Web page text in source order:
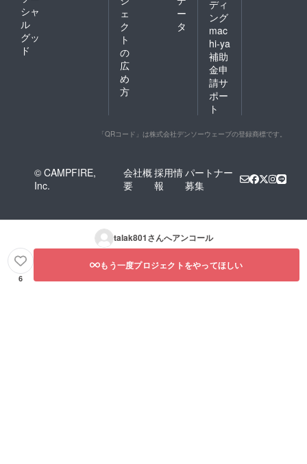
シャ
ル
グッ
ド
ェ
ク
ト
の
広
め
方
ー
タ
ディ
ング
mac
hi-ya
補助
金申
請サ
ポー
ト
「QRコード」は株式会社デンソーウェーブの登録商標です。
© CAMPFIRE,
Inc.
会社概
要
採用情
報
パートナー
募集
talak801さんへアンコール
6
もう一度プロジェクトをやってほしい